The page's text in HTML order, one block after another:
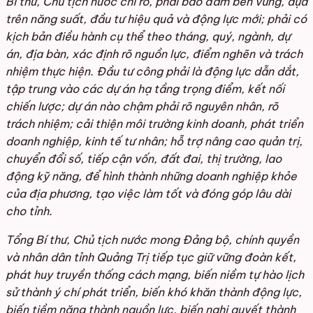
trên năng suất, đầu tư hiệu quả và động lực mới; phải có
kịch bản điều hành cụ thể theo tháng, quý, ngành, dự
án, địa bàn, xác định rõ nguồn lực, điểm nghẽn và trách
nhiệm thực hiện. Đầu tư công phải là động lực dẫn dắt,
tập trung vào các dự án hạ tầng trọng điểm, kết nối
chiến lược; dự án nào chậm phải rõ nguyên nhân, rõ
trách nhiệm; cải thiện môi trường kinh doanh, phát triển
doanh nghiệp, kinh tế tư nhân; hỗ trợ nâng cao quản trị,
chuyển đổi số, tiếp cận vốn, đất đai, thị trường, lao
động kỹ năng, để hình thành những doanh nghiệp khỏe
của địa phương, tạo việc làm tốt và đóng góp lâu dài
cho tỉnh.
Tổng Bí thư, Chủ tịch nước mong Đảng bộ, chính quyền
và nhân dân tỉnh Quảng Trị tiếp tục giữ vững đoàn kết,
phát huy truyền thống cách mạng, biến niềm tự hào lịch
sử thành ý chí phát triển, biến khó khăn thành động lực,
biến tiềm năng thành nguồn lực, biến nghị quyết thành